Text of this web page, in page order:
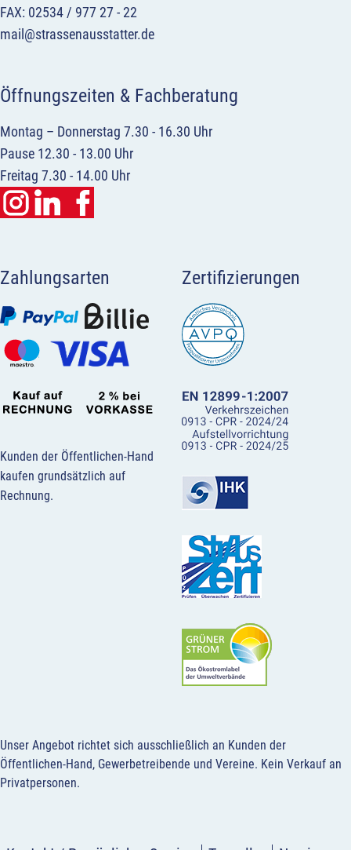
FAX: 02534 / 977 27 - 22
mail@strassenausstatter.de
Öffnungszeiten & Fachberatung
Montag – Donnerstag 7.30 - 16.30 Uhr
Pause 12.30 - 13.00 Uhr
Freitag 7.30 - 14.00 Uhr
Zahlungsarten
Kunden der Öffentlichen-Hand
kaufen grundsätzlich auf
Rechnung.
Zertifizierungen
Unser Angebot richtet sich ausschließlich an Kunden der
Öffentlichen-Hand, Gewerbetreibende und Vereine. Kein Verkauf an
Privatpersonen.